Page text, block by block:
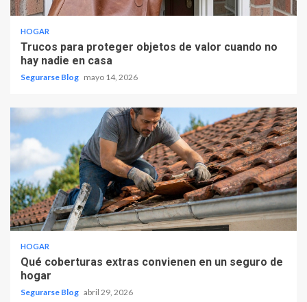
HOGAR
Trucos para proteger objetos de valor cuando no
hay nadie en casa
Segurarse Blog mayo 14, 2026
HOGAR
Qué coberturas extras convienen en un seguro de
hogar
Segurarse Blog abril 29, 2026